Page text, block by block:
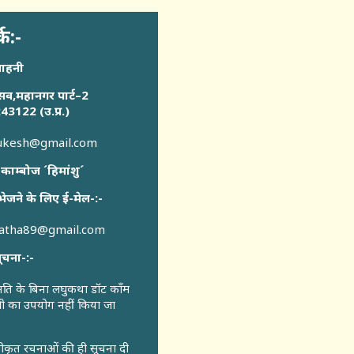
पार्ट–2
(उ.प्र.)
´हिमांशु´
के लिए ई-मेल-:-
:-
के बिना लघुकथा डॉट कॉंम
का उपयोग नहीं किया जा
रचनाओं की ही सूचना दी